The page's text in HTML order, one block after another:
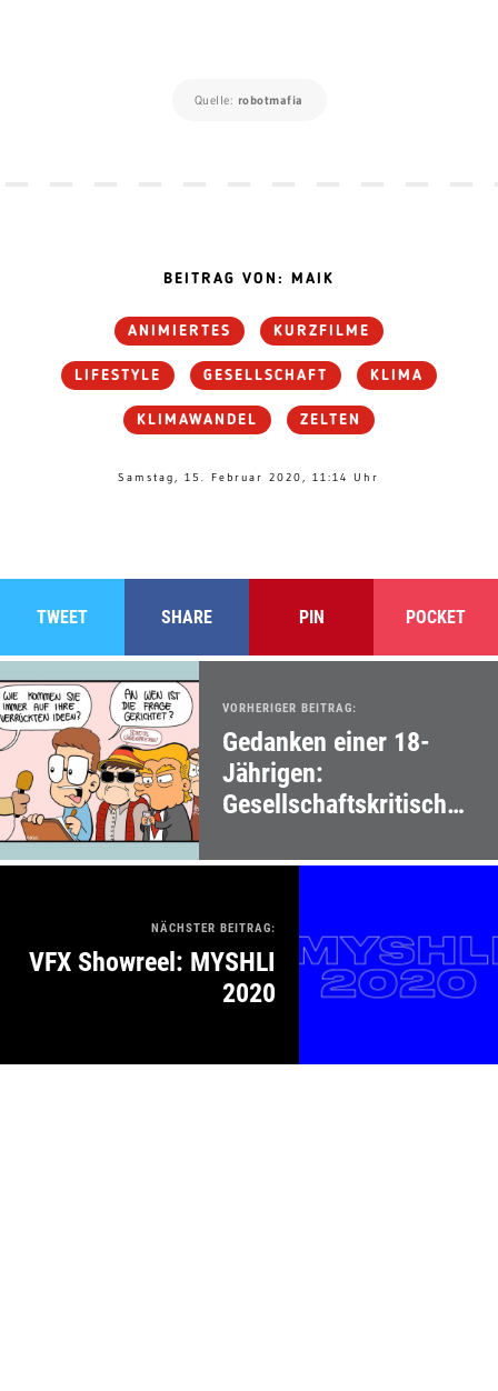
Quelle: robotmafia
BEITRAG VON: MAIK
ANIMIERTES KURZFILME
LIFESTYLE GESELLSCHAFT KLIMA
KLIMAWANDEL ZELTEN
Samstag, 15. Februar 2020, 11:14 Uhr
TWEET SHARE PIN POCKET
VORHERIGER BEITRAG:
Gedanken einer 18-
Jährigen:
Gesellschaftskritische
NÄCHSTER BEITRAG:
VFX Showreel: MYSHLI
2020